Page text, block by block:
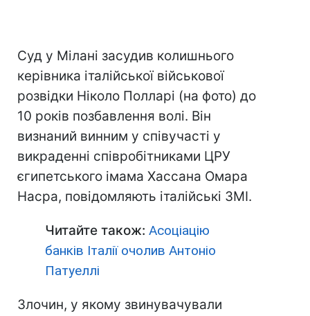
Суд у Мілані засудив колишнього
керівника італійської військової
розвідки Ніколо Полларі (на фото) до
10 років позбавлення волі. Він
визнаний винним у співучасті у
викраденні співробітниками ЦРУ
єгипетського імама Хассана Омара
Насра, повідомляють італійські ЗМІ.
Читайте також: Асоціацію
банків Італії очолив Антоніо
Патуеллі
Злочин, у якому звинувачували